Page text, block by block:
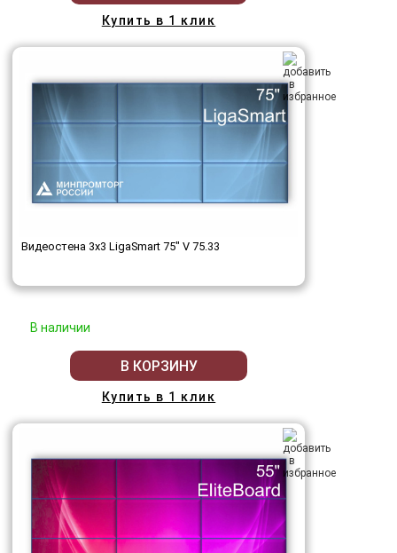
Купить в 1 клик
Видеостена 3x3 LigaSmart 75" V 75.33
В наличии
В КОРЗИНУ
Купить в 1 клик